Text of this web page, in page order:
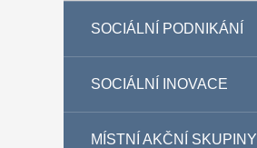
SOCIÁLNÍ PODNIKÁNÍ
SOCIÁLNÍ INOVACE
MÍSTNÍ AKČNÍ SKUPINY